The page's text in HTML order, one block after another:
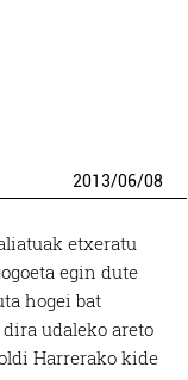
2013/06/08
etxeratu
egin dute
hogei bat
udaleko areto
Harrerako kide